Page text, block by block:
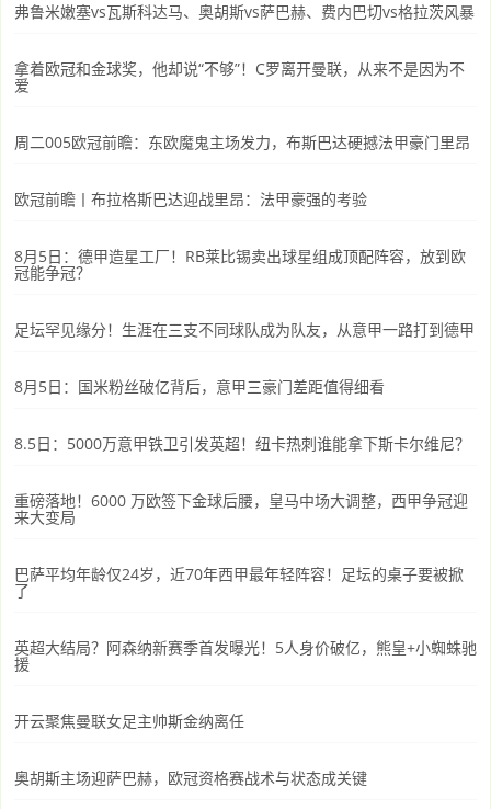
弗鲁米嫩塞vs瓦斯科达马、奥胡斯vs萨巴赫、费内巴切vs格拉茨风暴
拿着欧冠和金球奖，他却说“不够”！C罗离开曼联，从来不是因为不
爱
周二005欧冠前瞻：东欧魔鬼主场发力，布斯巴达硬撼法甲豪门里昂
欧冠前瞻丨布拉格斯巴达迎战里昂：法甲豪强的考验
8月5日：德甲造星工厂！RB莱比锡卖出球星组成顶配阵容，放到欧
冠能争冠？
足坛罕见缘分！生涯在三支不同球队成为队友，从意甲一路打到德甲
8月5日：国米粉丝破亿背后，意甲三豪门差距值得细看
8.5日：5000万意甲铁卫引发英超！纽卡热刺谁能拿下斯卡尔维尼？
重磅落地！6000 万欧签下金球后腰，皇马中场大调整，西甲争冠迎
来大变局
巴萨平均年龄仅24岁，近70年西甲最年轻阵容！足坛的桌子要被掀
了
英超大结局？阿森纳新赛季首发曝光！5人身价破亿，熊皇+小蜘蛛驰
援
开云聚焦曼联女足主帅斯金纳离任
奥胡斯主场迎萨巴赫，欧冠资格赛战术与状态成关键